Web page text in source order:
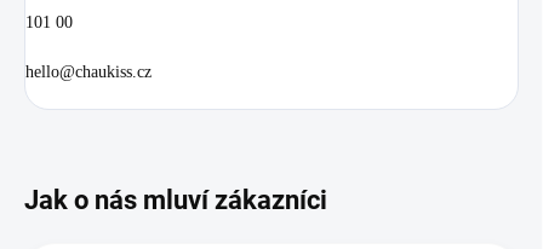
101 00
hello@chaukiss.cz